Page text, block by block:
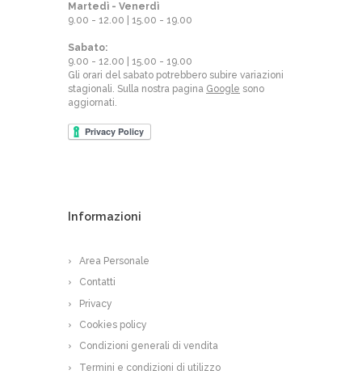
Martedì - Venerdì
9.00 - 12.00 | 15.00 - 19.00
Sabato:
9.00 - 12.00 | 15.00 - 19.00
Gli orari del sabato potrebbero subire variazioni
stagionali. Sulla nostra pagina Google sono
aggiornati.
Informazioni
Area Personale
Contatti
Privacy
Cookies policy
Condizioni generali di vendita
Termini e condizioni di utilizzo